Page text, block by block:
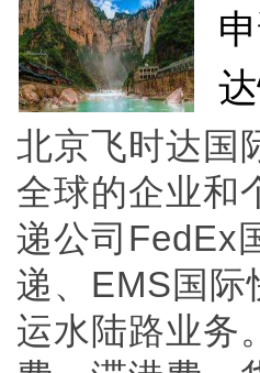
北京飞时达国
全球的企业和
递公司FedEx
递、EMS国际
运水陆路业务